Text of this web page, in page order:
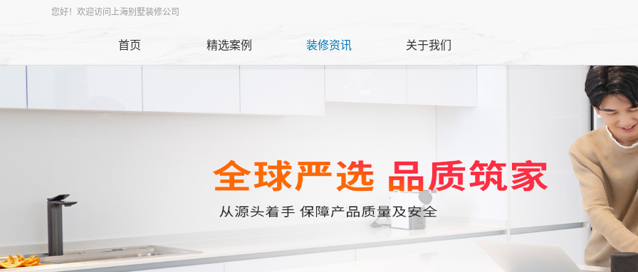
您好！欢迎访问上海别墅装修公司
首页 精选案例 装修资讯 关于我们